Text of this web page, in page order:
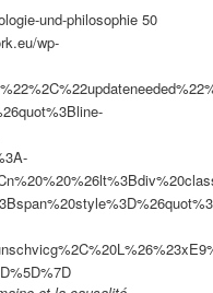
und-philosophie 50
wp-